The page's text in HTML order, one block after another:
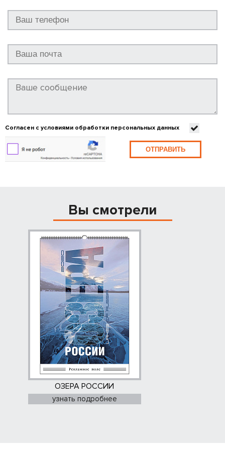
Согласен с условиями обработки персональных данных
ОТПРАВИТЬ
Вы смотрели
ОЗЕРА РОССИИ
узнать подробнее